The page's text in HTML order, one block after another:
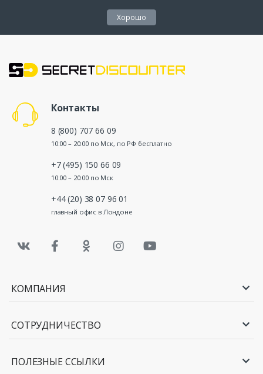
Хорошо
Контакты
8 (800) 707 66 09
10:00 – 20:00 по Мск, по РФ бесплатно
+7 (495) 150 66 09
10:00 – 20:00 по Мск
+44 (20) 38 07 96 01
главный офис в Лондоне
КОМПАНИЯ
СОТРУДНИЧЕСТВО
ПОЛЕЗНЫЕ ССЫЛКИ